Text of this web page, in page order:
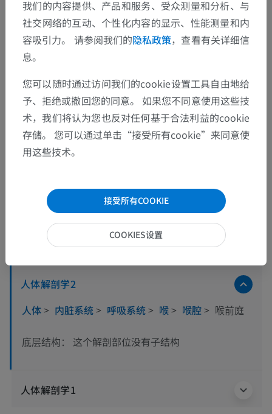
解剖层次
人体解剖学2
人体> 内脏系统> 呼吸系统> 喉> 喉腔> 喉前庭
底层结构： 这个解剖部位没有子结构
人体解剖学1
我们的内容提供、产品和服务、受众测量和分析、与
社交网络的互动、个性化内容的显示、性能测量和内
容吸引力。 请参阅我们的隐私政策，查看有关详细信
息。
您可以随时通过访问我们的cookie设置工具自由地给
予、拒绝或撤回您的同意。 如果您不同意使用这些技
术，我们将认为您也反对任何基于合法利益的cookie
存储。 您可以通过单击“接受所有cookie”来同意使
用这些技术。
接受所有COOKIE
COOKIES设置